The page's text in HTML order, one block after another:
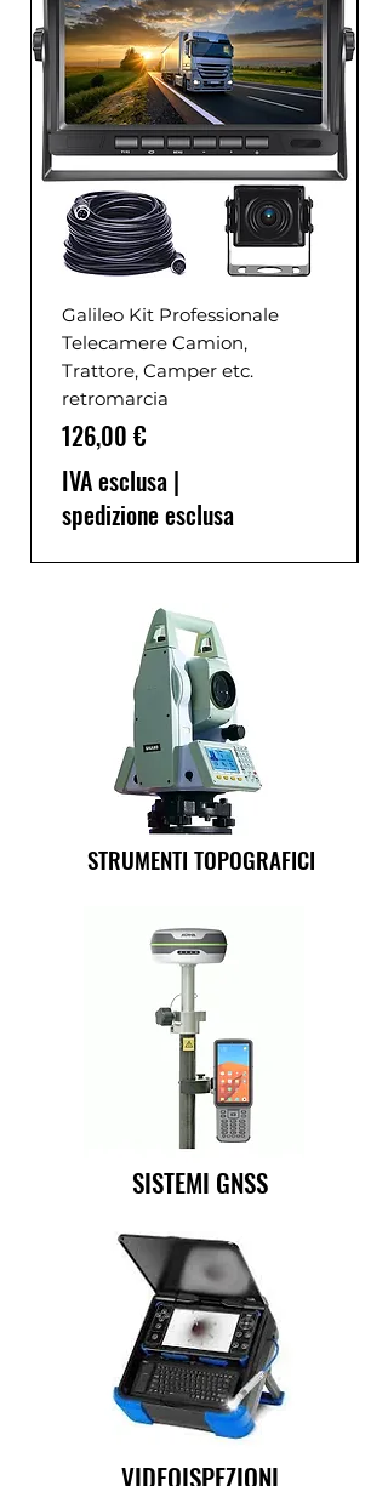
Galileo Kit Professionale
Telecamere Camion,
Trattore, Camper etc.
retromarcia
Prezzo
126,00 €
IVA esclusa |
spedizione esclusa
STRUMENTI TOPOGRAFICI
SISTEMI GNSS
VIDEOISPEZIONI